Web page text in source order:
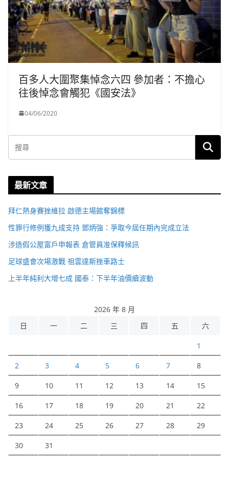
百多人大圍聚集悼念六四 參加者：不擔心
往後悼念會觸犯《國安法》
04/06/2020
最新文章
拜仁熱身賽挫維拉 啟德主場館奪錦標
性罪行修例獲九成支持 鄧炳強：爭取今屆任期內完成立法
涉造假公屋富戶申報表 倉管員准保釋候訊
足球盛會次場激戰 祖雲達斯挫車路士
上半年純利大增七成 國泰：下半年油價續波動
2026 年 8 月
日
一 二 三 四 五 六
1
2 3 4 5 6 7 8
9 10 11 12 13 14 15
16 17 18 19 20 21 22
23 24 25 26 27 28 29
30 31